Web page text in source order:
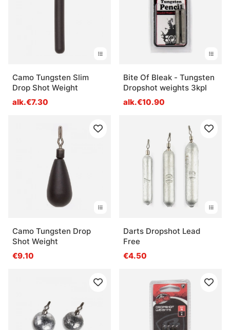
Camo Tungsten Slim
Drop Shot Weight
alk.€7.30
Bite Of Bleak - Tungsten
Dropshot weights 3kpl
alk.€10.90
Camo Tungsten Drop
Shot Weight
€9.10
Darts Dropshot Lead
Free
€4.50